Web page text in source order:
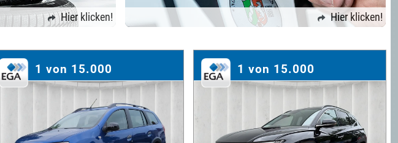
Hier klicken! Hier klicken!
1 von 15.000 1 von 15.000